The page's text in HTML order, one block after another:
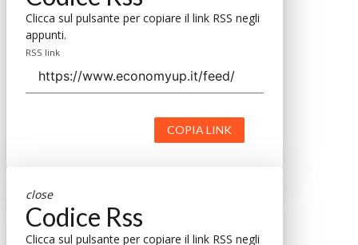
Clicca sul pulsante per copiare il link RSS negli
appunti.
RSS link
COPIA LINK
close
Codice Rss
Clicca sul pulsante per copiare il link RSS negli